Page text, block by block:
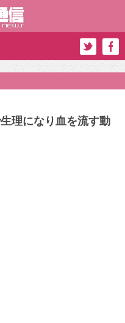
理になり血を流す動